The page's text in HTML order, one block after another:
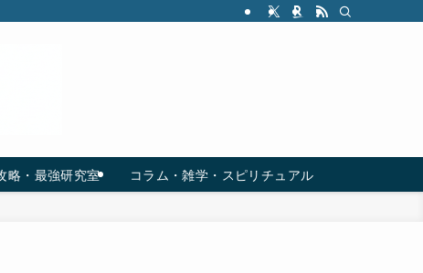
略・最強研究室 コラム・雑学・スピリチュアル